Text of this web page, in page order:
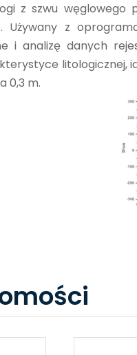
z szwu
z
i analizę danych
litologicznej,
0,3 m.